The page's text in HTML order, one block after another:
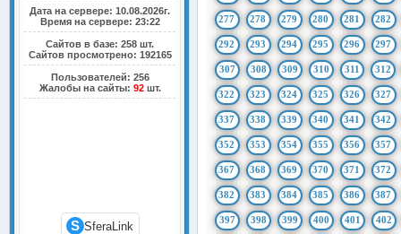
Дата на сервере: 10.08.2026г.
Время на сервере: 23:22
Сайтов в базе: 258 шт.
Сайтов просмотрено: 192165
Пользователей: 256
Жалобы на сайты: 92шт.
S SferaLink
277 278 279 280 281 282
292 293 294 295 296 297
307 308 309 310 311 312
322 323 324 325 326 327
337 338 339 340 341 342
352 353 354 355 356 357
367 368 369 370 371 372
382 383 384 385 386 387
397 398 399 400 401 402